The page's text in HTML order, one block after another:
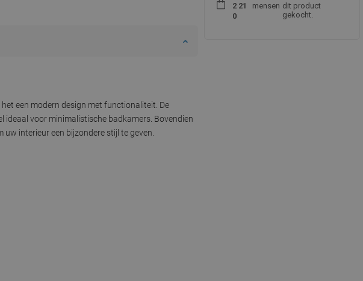
een modern design met functionaliteit. De
ideaal voor minimalistische badkamers. Bovendien
interieur een bijzondere stijl te geven.
2 21
0
mensen dit product
gekocht.